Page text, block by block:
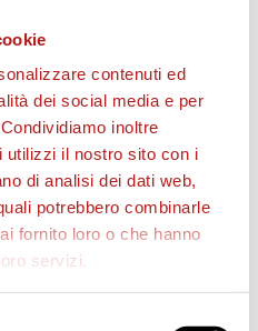
contenuti ed
dei social media e per
inoltre
utilizzi il nostro sito con i
di analisi dei dati web,
potrebbero combinarle
fornito loro o che hanno
servizi.